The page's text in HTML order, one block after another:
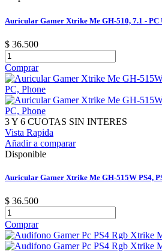
Auricular Gamer Xtrike Me GH-510, 7.1 - PC
$ 36.500
Comprar
3 Y 6 CUOTAS SIN INTERES
Vista Rapida
Añadir a comparar
Disponible
Auricular Gamer Xtrike Me GH-515W PS4,
$ 36.500
Comprar